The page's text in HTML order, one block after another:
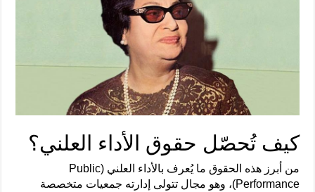
كيف تُحصّل حقوق الأداء العلني؟
من أبرز هذه الحقوق ما يُعرف بالأداء العلني (Public
Performance)، وهو مجال تتولى إدارته جمعيات متخصصة